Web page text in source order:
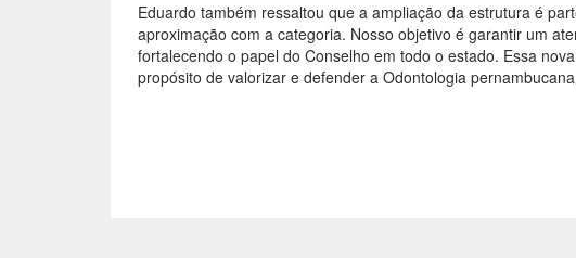
Eduardo também ressaltou que a ampliação da estrutura é
aproximação com a categoria. Nosso objetivo é garantir um
fortalecendo o papel do Conselho em todo o estado. Essa
propósito de valorizar e defender a Odontologia